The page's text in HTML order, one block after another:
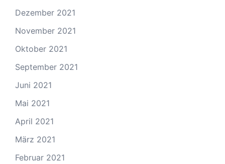
Dezember 2021
November 2021
Oktober 2021
September 2021
Juni 2021
Mai 2021
April 2021
März 2021
Februar 2021